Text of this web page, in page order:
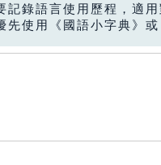
記錄語言使用歷程，適
使用《國語小字典》或